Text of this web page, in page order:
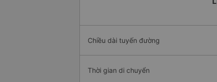
Chiều dài tuyến đường
Thời gian di chuyển